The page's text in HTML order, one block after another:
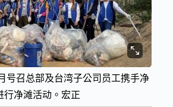
号召总部及台湾子公司员工携手净
行净滩活动。宏正